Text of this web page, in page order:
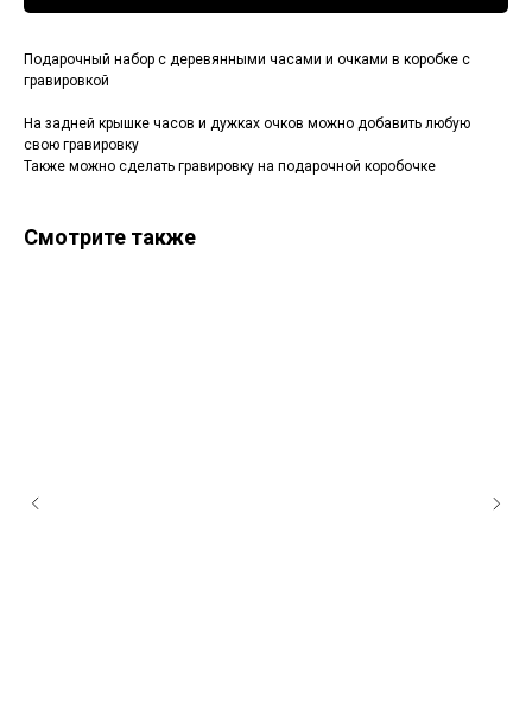
Подарочный набор с деревянными часами и очками в коробке с
гравировкой
На задней крышке часов и дужках очков можно добавить любую
свою гравировку
Также можно сделать гравировку на подарочной коробочке
Смотрите также